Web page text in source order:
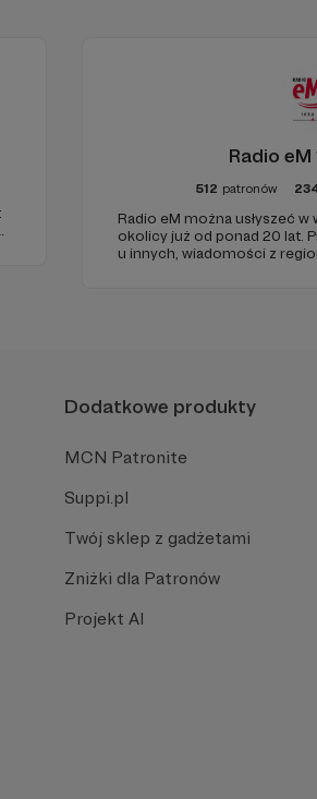
Radio
512 patronów
Radio eM można usłyszeć
okolicy już od ponad 20 lat.
u innych, wiadomości z
Dodatkowe produkty
MCN Patronite
Suppi.pl
Twój sklep z gadżetami
Zniżki dla Patronów
Projekt AI